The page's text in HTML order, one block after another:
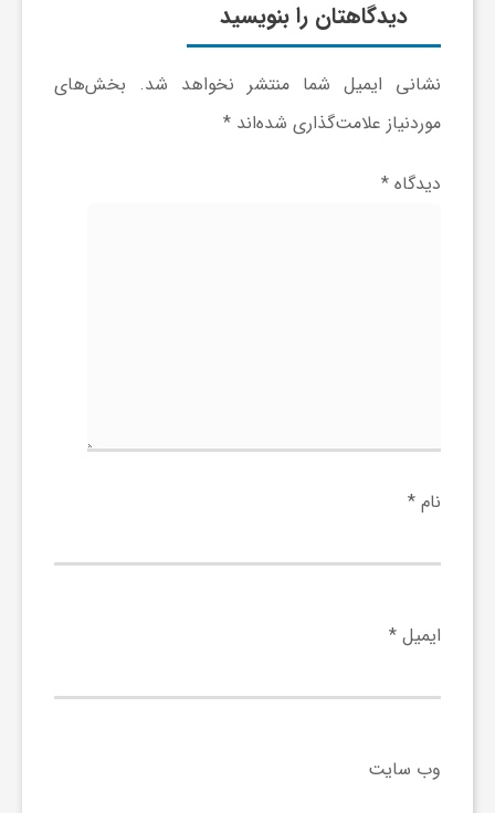
دیدگاهتان را بنویسید
نشانی ایمیل شما منتشر نخواهد شد. بخش‌های
موردنیاز علامت‌گذاری شده‌اند *
دیدگاه *
نام *
ایمیل *
وب‌ سایت